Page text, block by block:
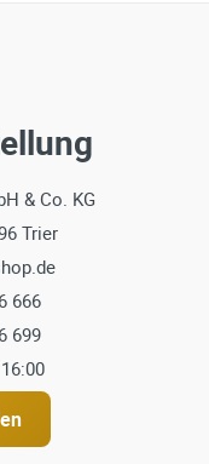
& Co. KG
Trier
666
699